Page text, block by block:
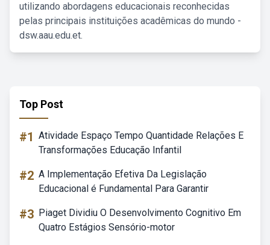
utilizando abordagens educacionais reconhecidas
pelas principais instituições acadêmicas do mundo -
dsw.aau.edu.et.
Top Post
#1 Atividade Espaço Tempo Quantidade Relações E
Transformações Educação Infantil
#2 A Implementação Efetiva Da Legislação
Educacional é Fundamental Para Garantir
#3 Piaget Dividiu O Desenvolvimento Cognitivo Em
Quatro Estágios Sensório-motor